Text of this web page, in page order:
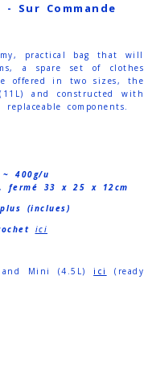
Sur Commande
practical bag that will
a spare set of clothes
offered in two sizes, the
and constructed with
components.
400g/u
fermé 33 x 25 x 12cm
(inclues)
ici
and Mini (4.5L)ici
(ready